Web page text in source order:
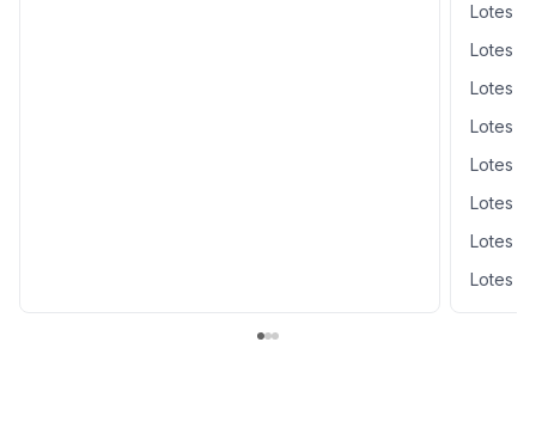
Lotes y
Lotes y
Lotes y
Lotes y
Lotes y
Lotes y
Lotes y
Lotes y